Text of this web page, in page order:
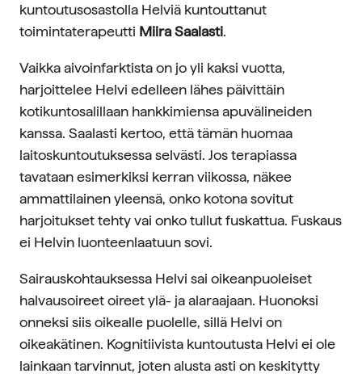
kuntoutusosastolla Helviä kuntouttanut
toimintaterapeutti Miira Saalasti.
Vaikka aivoinfarktista on jo yli kaksi vuotta,
harjoittelee Helvi edelleen lähes päivittäin
kotikuntosalillaan hankkimiensa apuvälineiden
kanssa. Saalasti kertoo, että tämän huomaa
laitoskuntoutuksessa selvästi. Jos terapiassa
tavataan esimerkiksi kerran viikossa, näkee
ammattilainen yleensä, onko kotona sovitut
harjoitukset tehty vai onko tullut fuskattua. Fuskaus
ei Helvin luonteenlaatuun sovi.
Sairauskohtauksessa Helvi sai oikeanpuoleiset
halvausoireet oireet ylä- ja alaraajaan. Huonoksi
onneksi siis oikealle puolelle, sillä Helvi on
oikeakätinen. Kognitiivista kuntoutusta Helvi ei ole
lainkaan tarvinnut, joten alusta asti on keskitytty